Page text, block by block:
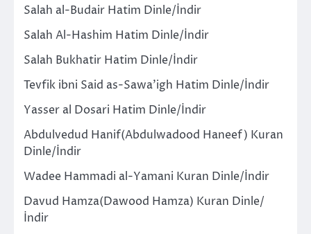
Salah al-Budair Hatim Dinle/İndir
Salah Al-Hashim Hatim Dinle/İndir
Salah Bukhatir Hatim Dinle/İndir
Tevfik ibni Said as-Sawa’igh Hatim Dinle/İndir
Yasser al Dosari Hatim Dinle/İndir
Abdulvedud Hanif(Abdulwadood Haneef) Kuran
Dinle/İndir
Wadee Hammadi al-Yamani Kuran Dinle/İndir
Davud Hamza(Dawood Hamza) Kuran Dinle/
İndir